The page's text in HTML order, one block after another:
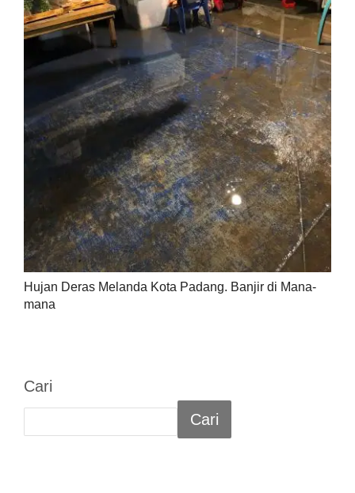
Hujan Deras Melanda Kota Padang. Banjir di Mana-
mana
Cari
Cari